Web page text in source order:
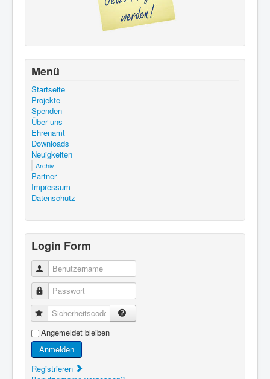
Menü
Startseite
Projekte
Spenden
Über uns
Ehrenamt
Downloads
Neuigkeiten
Archiv
Partner
Impressum
Datenschutz
Login Form
Benutzername
Passwort
Sicherheitscode
Angemeldet bleiben
Anmelden
Registrieren